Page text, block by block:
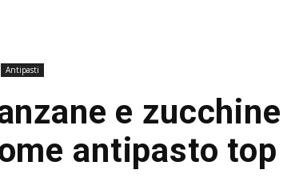
Antipasti
e zucchine
antipasto top